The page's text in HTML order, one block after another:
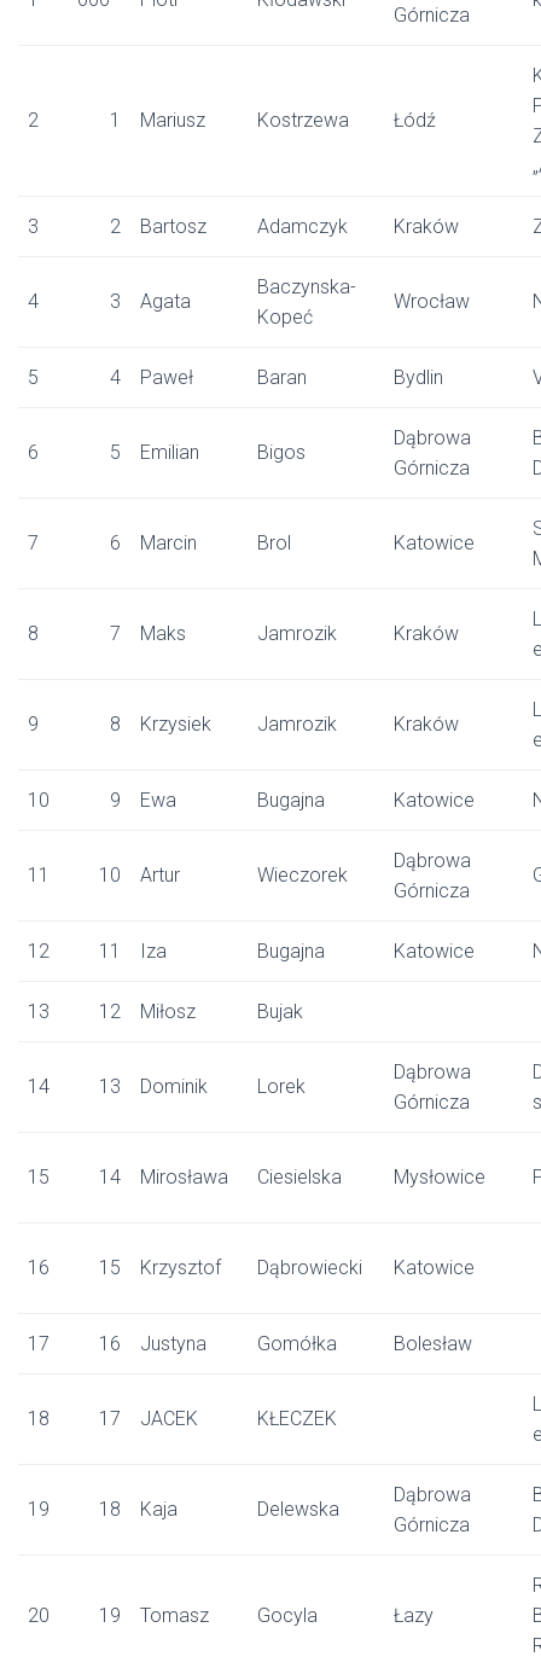
Górnicza
2 1 Mariusz Kostrzewa Łódź
3 2 Bartosz Adamczyk Kraków
4 3 Agata
Baczynska-
Kopeć
Wrocław
5 4 Paweł Baran Bydlin
6 5 Emilian Bigos
Dąbrowa
Górnicza
7 6 Marcin Brol Katowice
8 7 Maks Jamrozik Kraków
9 8 Krzysiek Jamrozik Kraków
10 9 Ewa Bugajna Katowice
11 10 Artur Wieczorek
Dąbrowa
Górnicza
12 11 Iza Bugajna Katowice
13 12 Miłosz Bujak
14 13 Dominik Lorek
Dąbrowa
Górnicza
15 14 Mirosława Ciesielska Mysłowice
16 15 Krzysztof Dąbrowiecki Katowice
17 16 Justyna Gomółka Bolesław
18 17 JACEK KŁECZEK
19 18 Kaja Delewska
Dąbrowa
Górnicza
20 19 Tomasz Gocyla Łazy